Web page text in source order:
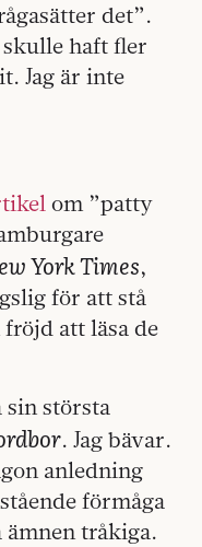
det”.
haft fler
Jag är inte
om ”patty
York Times,
för att stå
att läsa de
sin största
. Jag bävar.
anledning
förmåga
ämnen tråkiga.